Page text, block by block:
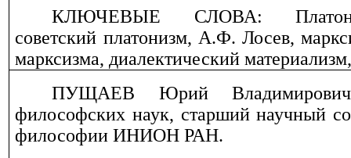
КЛЮЧЕВЫЕ СЛОВА: Платон,
советский платонизм, А.Ф. Лосев,
марксизма, диалектический
ПУЩАЕВ Юрий
философских наук, старший научный
философии ИНИОН РАН.